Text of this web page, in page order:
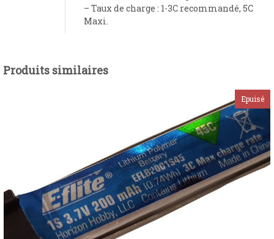
– Taux de charge : 1-3C recommandé, 5C
Maxi.
Produits similaires